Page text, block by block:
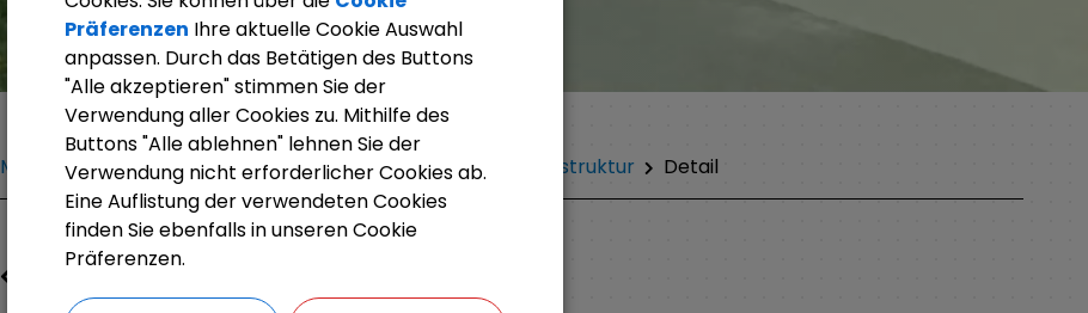
Markt Weisendorf Bürgerinfo Rathaus Organisationsstruktur Detail
Präferenzen Ihre aktuelle Cookie Auswahl
anpassen. Durch das Betätigen des Buttons
"Alle akzeptieren" stimmen Sie der
Verwendung aller Cookies zu. Mithilfe des
Buttons "Alle ablehnen" lehnen Sie der
Verwendung nicht erforderlicher Cookies ab.
Eine Auflistung der verwendeten Cookies
finden Sie ebenfalls in unseren Cookie
Präferenzen.